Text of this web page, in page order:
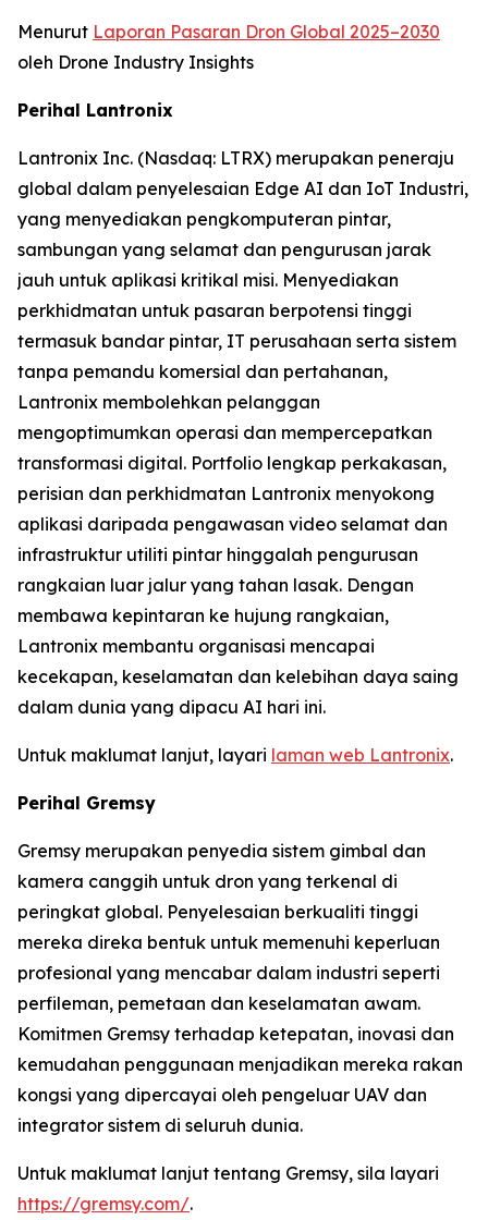
Menurut Laporan Pasaran Dron Global 2025–2030
oleh Drone Industry Insights
Perihal Lantronix
Lantronix Inc. (Nasdaq: LTRX) merupakan peneraju
global dalam penyelesaian Edge AI dan IoT Industri,
yang menyediakan pengkomputeran pintar,
sambungan yang selamat dan pengurusan jarak
jauh untuk aplikasi kritikal misi. Menyediakan
perkhidmatan untuk pasaran berpotensi tinggi
termasuk bandar pintar, IT perusahaan serta sistem
tanpa pemandu komersial dan pertahanan,
Lantronix membolehkan pelanggan
mengoptimumkan operasi dan mempercepatkan
transformasi digital. Portfolio lengkap perkakasan,
perisian dan perkhidmatan Lantronix menyokong
aplikasi daripada pengawasan video selamat dan
infrastruktur utiliti pintar hinggalah pengurusan
rangkaian luar jalur yang tahan lasak. Dengan
membawa kepintaran ke hujung rangkaian,
Lantronix membantu organisasi mencapai
kecekapan, keselamatan dan kelebihan daya saing
dalam dunia yang dipacu AI hari ini.
Untuk maklumat lanjut, layari laman web Lantronix.
Perihal Gremsy
Gremsy merupakan penyedia sistem gimbal dan
kamera canggih untuk dron yang terkenal di
peringkat global. Penyelesaian berkualiti tinggi
mereka direka bentuk untuk memenuhi keperluan
profesional yang mencabar dalam industri seperti
perfileman, pemetaan dan keselamatan awam.
Komitmen Gremsy terhadap ketepatan, inovasi dan
kemudahan penggunaan menjadikan mereka rakan
kongsi yang dipercayai oleh pengeluar UAV dan
integrator sistem di seluruh dunia.
Untuk maklumat lanjut tentang Gremsy, sila layari
https://gremsy.com/.